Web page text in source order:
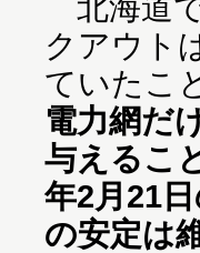
クアウト
ていたこ
電力網だ
与えるこ
年2月21
の安定は